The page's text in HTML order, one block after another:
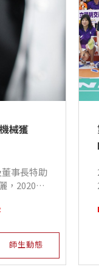
械獲
事長特助
，2020年
獎後，
出企業獎-
師生動態